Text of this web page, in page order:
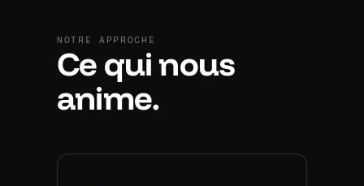
NOTRE APPROCHE
Ce qui nous
anime.